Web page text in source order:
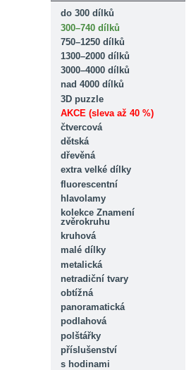
do 300 dílků
300–740 dílků
750–1250 dílků
1300–2000 dílků
3000–4000 dílků
nad 4000 dílků
3D puzzle
AKCE (sleva až 40 %)
čtvercová
dětská
dřevěná
extra velké dílky
fluorescentní
hlavolamy
kolekce Znamení
zvěrokruhu
kruhová
malé dílky
metalická
netradiční tvary
obtížná
panoramatická
podlahová
polštářky
příslušenství
s hodinami